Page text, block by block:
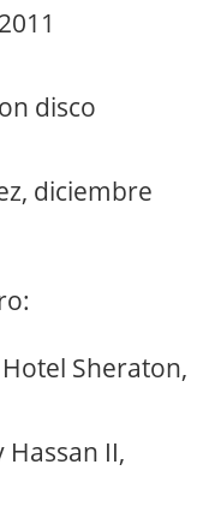
disco
diciembre
Sheraton,
Hassan II,